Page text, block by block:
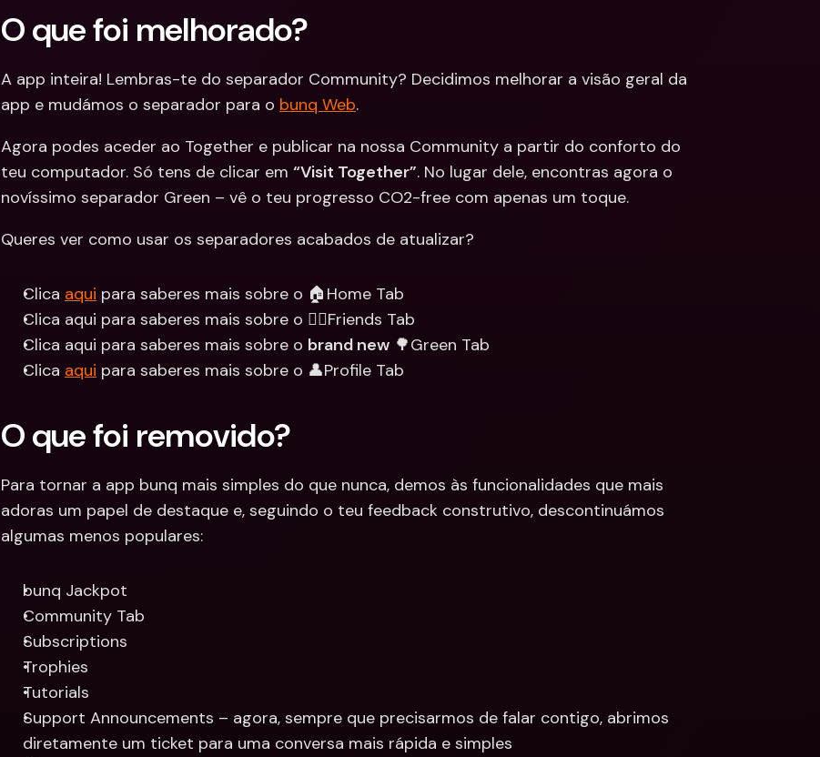
O que foi melhorado?
A app inteira! Lembras-te do separador Community? Decidimos melhorar a visão geral da
app e mudámos o separador para o bunq Web.
Agora podes aceder ao Together e publicar na nossa Community a partir do conforto do
teu computador. Só tens de clicar em “Visit Together”. No lugar dele, encontras agora o
novíssimo separador Green – vê o teu progresso CO2-free com apenas um toque.
Queres ver como usar os separadores acabados de atualizar?
Clica aqui para saberes mais sobre o 🏠Home Tab
Clica aqui para saberes mais sobre o 👯‍♀️Friends Tab
Clica aqui para saberes mais sobre o brand new 🌳Green Tab
Clica aqui para saberes mais sobre o 👤Profile Tab
O que foi removido?
Para tornar a app bunq mais simples do que nunca, demos às funcionalidades que mais
adoras um papel de destaque e, seguindo o teu feedback construtivo, descontinuámos
algumas menos populares:
bunq Jackpot
Community Tab
Subscriptions
Trophies
Tutorials
Support Announcements – agora, sempre que precisarmos de falar contigo, abrimos
diretamente um ticket para uma conversa mais rápida e simples